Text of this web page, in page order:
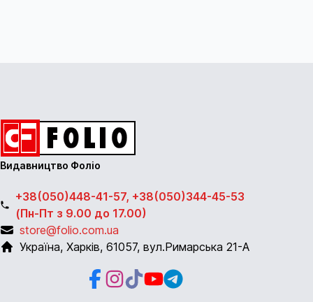
Видавництво Фоліо
+38(050)448-41-57, +38(050)344-45-53
(Пн-Пт з 9.00 до 17.00)
store@folio.com.ua
Україна, Харків, 61057, вул.Римарська 21-А
Facebook
Instagram
Instagram
YoutubeTelegram